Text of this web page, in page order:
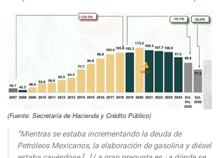
(Fuente: Secretaría de Hacienda y Crédito Público)
“Mientras se estaba incrementando la deuda de
Petróleos Mexicanos, la elaboración de gasolina y diésel